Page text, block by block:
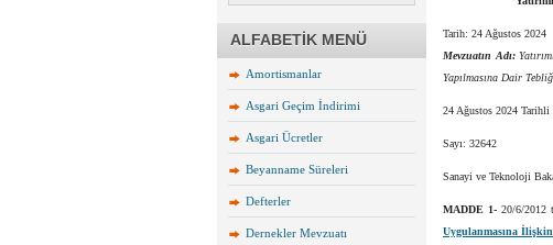
ALFABETİK MENÜ
Amortismanlar
Asgari Geçim İndirimi
Asgari Ücretler
Beyanname Süreleri
Defterler
Dernekler Mevzuatı
Tarih: 24 Ağustos 2024
Mevzuatın Adı:
Yapılmasına Dair
24 Ağustos 2024 Tarihli
Sayı: 32642
Sanayi ve Teknoloji
MADDE 1- 20/6/2012
Uygulanmasına